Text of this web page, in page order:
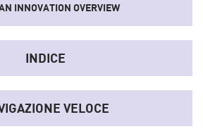
INNOVATION OVERVIEW
dati e informazioni del
e dell'innovazione regionale
sintetici.
INDICE
VELOCE